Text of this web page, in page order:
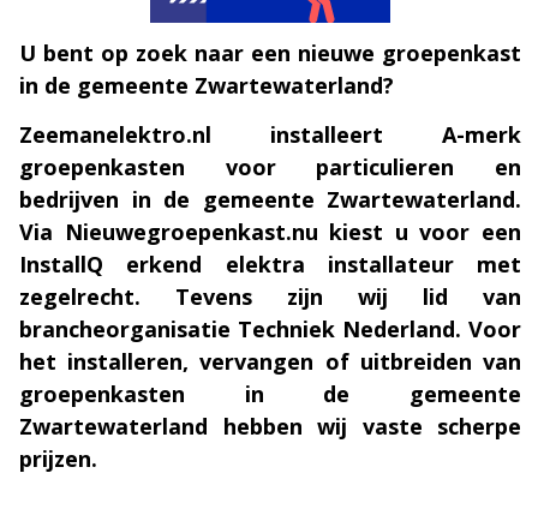
U bent op zoek naar een nieuwe groepenkast
in de gemeente Zwartewaterland?
Zeemanelektro.nl installeert A-merk
groepenkasten voor particulieren en
bedrijven in de gemeente Zwartewaterland.
Via Nieuwegroepenkast.nu kiest u voor een
InstallQ erkend elektra installateur met
zegelrecht. Tevens zijn wij lid van
brancheorganisatie Techniek Nederland. Voor
het installeren, vervangen of uitbreiden van
groepenkasten in de gemeente
Zwartewaterland hebben wij vaste scherpe
prijzen.